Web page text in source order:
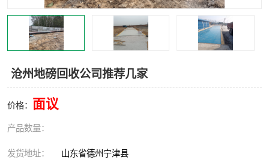
沧州地磅回收公司推荐几家
价格： 面议
产品数量：
发货地址： 山东省德州宁津县
塑料撕碎机 金属撕碎机